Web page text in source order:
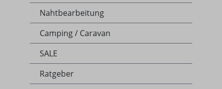
Nahtbearbeitung
Camping / Caravan
SALE
Ratgeber